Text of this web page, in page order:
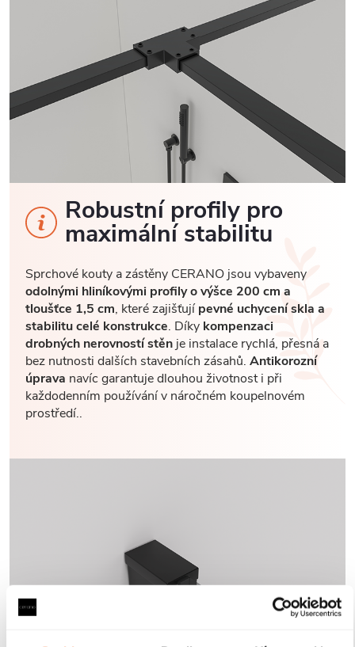
Robustní profily pro
maximální stabilitu
Sprchové kouty a zástěny CERANO jsou vybaveny
odolnými hliníkovými profily o výšce 200 cm a
tloušťce 1,5 cm, které zajišťujípevné uchycení skla a
stabilitu celé konstrukce. Díky kompenzaci
drobných nerovností stěnje instalace rychlá, přesná a
bez nutnosti dalších stavebních zásahů. Antikorozní
úprava navíc garantuje dlouhou životnost i při
každodenním používání v náročném koupelnovém
prostředí..